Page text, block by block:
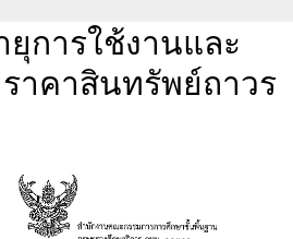
การใช้งานและ
าคาสินทรัพย์ถาวร